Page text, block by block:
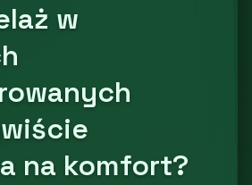
w
na komfort?